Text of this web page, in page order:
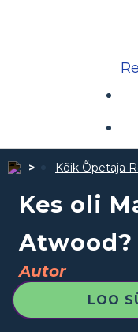
Kõik Õpetaja
Kes oli
Atwood?
Autor
LOO